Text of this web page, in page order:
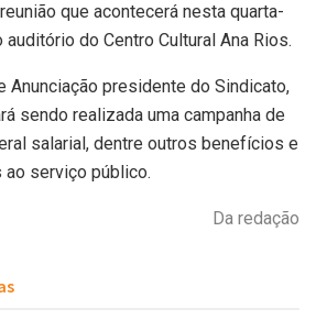
que acontecerá nesta quarta-
do Centro Cultural Ana Rios.
Anunciação presidente do Sindicato,
sendo realizada uma campanha de
salarial, dentre outros benefícios e
serviço público.
Da redação